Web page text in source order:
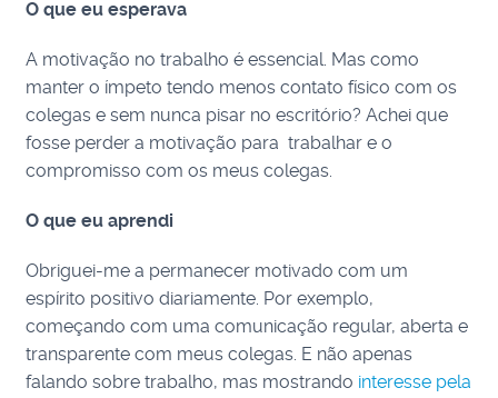
O que eu esperava
A motivação no trabalho é essencial. Mas como
manter o ímpeto tendo menos contato físico com os
colegas e sem nunca pisar no escritório? Achei que
fosse perder a motivação para trabalhar e o
compromisso com os meus colegas.
O que eu aprendi
Obriguei-me a permanecer motivado com um
espírito positivo diariamente. Por exemplo,
começando com uma comunicação regular, aberta e
transparente com meus colegas. E não apenas
falando sobre trabalho, mas mostrando interesse pela